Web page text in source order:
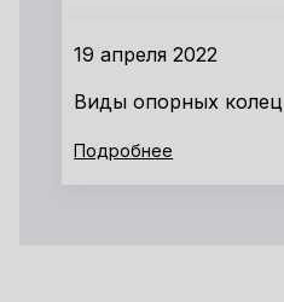
19 апреля 2022
Виды опорных колец
Подробнее